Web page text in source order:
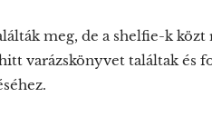
meg, de a shelfie-k közt
varázskönyvet találtak és